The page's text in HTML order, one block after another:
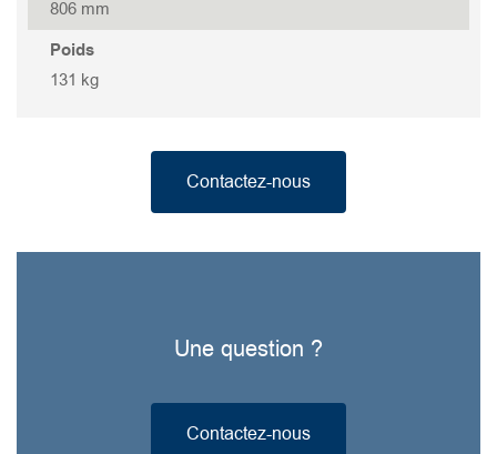
GOVOX-G 437
GOVOX-G 337
GOVOX-G 322
GOVOX 315
806 mm
Poids
131 kg
Contactez-nous
Une question ?
Contactez-nous